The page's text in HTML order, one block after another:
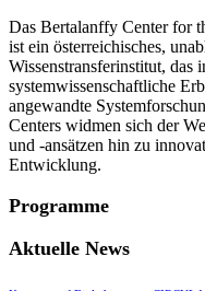
Das Bertalanffy Center for
ist ein österreichisches,
Wissenstransferinstitut, das
systemwissenschaftliche
angewandte
Centers widmen sich der
und -ansätzen hin zu
Entwicklung.
Programme
Aktuelle News